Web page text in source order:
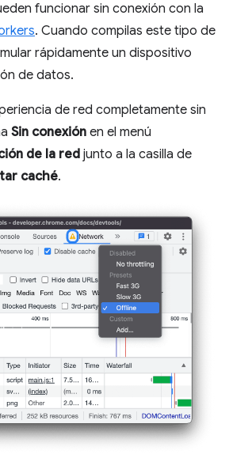
funcionar sin conexión con la
. Cuando compilas este tipo de
rápidamente un dispositivo
de datos.
de red completamente sin
Sin conexión en el menú
de la red junto a la casilla de
caché.